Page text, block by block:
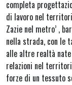
completa
di lavoro nel
Zazie nel metro’ ,
nella strada, con le
alle altre realtà
relazioni nel
forze di un tessuto